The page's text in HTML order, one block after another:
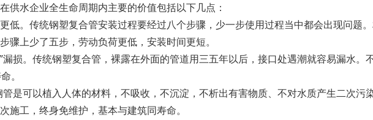
水企业全生命周期内主要的价值包括以下几点：
。传统钢塑复合管安装过程要经过八个步骤，少一步使用过程当中都会出现问题
骤上少了五步，劳动负荷更低，安装时间更短。
。传统钢塑复合管，裸露在外面的管道用三五年以后，接口处遇潮就容易漏水。
。
可以植入人体的材料，不吸收，不沉淀，不析出有害物质、不对水质产生二次污染
工，终身免维护，基本与建筑同寿命。